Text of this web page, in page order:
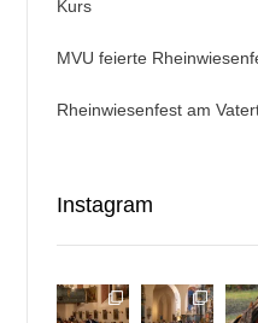
Kurs
MVU feierte
Rheinwiesenfest am
Instagram